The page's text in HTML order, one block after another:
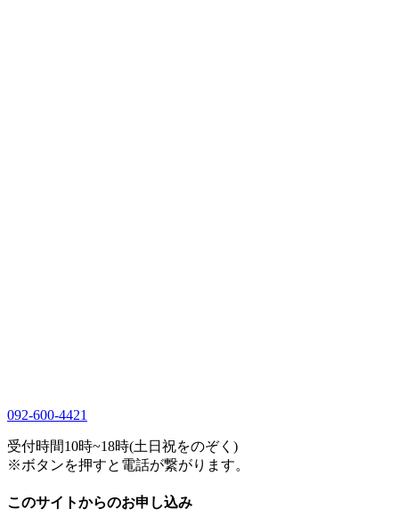
092-600-4421
受付時間10時~18時(土日祝をのぞく)
※ボタンを押すと電話が繋がります。
このサイトからのお申し込み